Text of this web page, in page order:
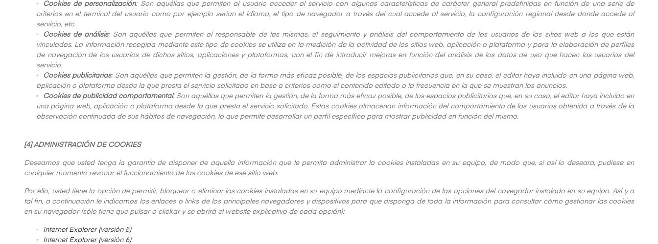
Cookies de personalización: Son aquéllas que permiten al usuario acceder al servicio con algunas características de carácter general predefinidas en función de una serie de
criterios en el terminal del usuario como por ejemplo serian el idioma, el tipo de navegador a través del cual accede al servicio, la configuración regional desde donde accede al
servicio, etc.
Cookies de análisis: Son aquéllas que permiten al responsable de las mismas, el seguimiento y análisis del comportamiento de los usuarios de los sitios web a los que están
vinculadas. La información recogida mediante este tipo de cookies se utiliza en la medición de la actividad de los sitios web, aplicación o plataforma y para la elaboración de perfiles
de navegación de los usuarios de dichos sitios, aplicaciones y plataformas, con el fin de introducir mejoras en función del análisis de los datos de uso que hacen los usuarios del
servicio.
Cookies publicitarias: Son aquéllas que permiten la gestión, de la forma más eficaz posible, de los espacios publicitarios que, en su caso, el editor haya incluido en una página web,
aplicación o plataforma desde la que presta el servicio solicitado en base a criterios como el contenido editado o la frecuencia en la que se muestran los anuncios.
Cookies de publicidad comportamental: Son aquéllas que permiten la gestión, de la forma más eficaz posible, de los espacios publicitarios que, en su caso, el editor haya incluido en
una página web, aplicación o plataforma desde la que presta el servicio solicitado. Estas cookies almacenan información del comportamiento de los usuarios obtenida a través de la
observación continuada de sus hábitos de navegación, lo que permite desarrollar un perfil específico para mostrar publicidad en función del mismo.
[4] ADMINISTRACIÓN DE COOKIES
Deseamos que usted tenga la garantía de disponer de aquella información que le permita administrar la cookies instaladas en su equipo, de modo que, si así lo deseara, pudiese en
cualquier momento revocar el funcionamiento de las cookies de ese sitio web.
Por ello, usted tiene la opción de permitir, bloquear o eliminar las cookies instaladas en su equipo mediante la configuración de las opciones del navegador instalado en su equipo. Así y a
tal fin, a continuación le indicamos los enlaces o links de los principales navegadores y dispositivos para que disponga de toda la información para consultar cómo gestionar las cookies
en su navegador (sólo tiene que pulsar o clickar y se abrirá el website explicativo de cada opción):
Internet Explorer (versión 5)
Internet Explorer (versión 6)